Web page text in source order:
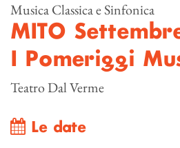
Musica Classica e Sinfonica
MITO
I Pomeriggi
Teatro Dal Verme
Le date